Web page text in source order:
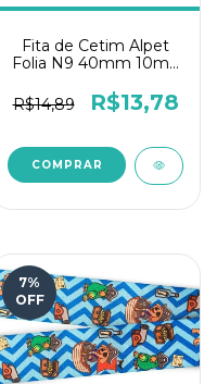
Fita de Cetim Alpet
Folia N9 40mm 10m -
R$14,89
R$13,78
7%
OFF